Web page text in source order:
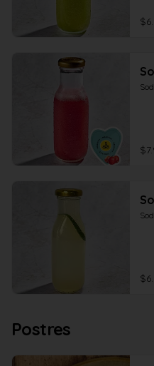
Postres